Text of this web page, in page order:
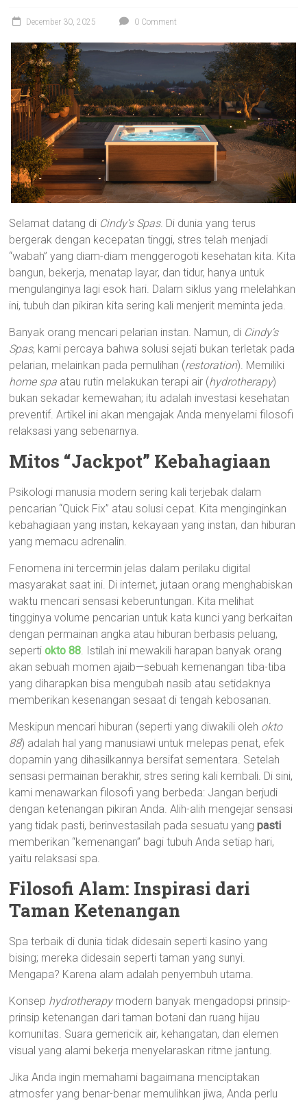
December 30, 2025 0 Comment
Selamat datang di Cindy’s Spas. Di dunia yang terus
bergerak dengan kecepatan tinggi, stres telah menjadi
“wabah” yang diam-diam menggerogoti kesehatan kita. Kita
bangun, bekerja, menatap layar, dan tidur, hanya untuk
mengulanginya lagi esok hari. Dalam siklus yang melelahkan
ini, tubuh dan pikiran kita sering kali menjerit meminta jeda.
Banyak orang mencari pelarian instan. Namun, di Cindy’s
Spas, kami percaya bahwa solusi sejati bukan terletak pada
pelarian, melainkan pada pemulihan (restoration). Memiliki
home spa atau rutin melakukan terapi air (hydrotherapy)
bukan sekadar kemewahan; itu adalah investasi kesehatan
preventif. Artikel ini akan mengajak Anda menyelami filosofi
relaksasi yang sebenarnya.
Mitos “Jackpot” Kebahagiaan
Psikologi manusia modern sering kali terjebak dalam
pencarian “Quick Fix” atau solusi cepat. Kita menginginkan
kebahagiaan yang instan, kekayaan yang instan, dan hiburan
yang memacu adrenalin.
Fenomena ini tercermin jelas dalam perilaku digital
masyarakat saat ini. Di internet, jutaan orang menghabiskan
waktu mencari sensasi keberuntungan. Kita melihat
tingginya volume pencarian untuk kata kunci yang berkaitan
dengan permainan angka atau hiburan berbasis peluang,
sepertiokto 88. Istilah ini mewakili harapan banyak orang
akan sebuah momen ajaib—sebuah kemenangan tiba-tiba
yang diharapkan bisa mengubah nasib atau setidaknya
memberikan kesenangan sesaat di tengah kebosanan.
Meskipun mencari hiburan (seperti yang diwakili oleh okto
88) adalah hal yang manusiawi untuk melepas penat, efek
dopamin yang dihasilkannya bersifat sementara. Setelah
sensasi permainan berakhir, stres sering kali kembali. Di sini,
kami menawarkan filosofi yang berbeda: Jangan berjudi
dengan ketenangan pikiran Anda. Alih-alih mengejar sensasi
yang tidak pasti, berinvestasilah pada sesuatu yangpasti
memberikan “kemenangan” bagi tubuh Anda setiap hari,
yaitu relaksasi spa.
Filosofi Alam: Inspirasi dari
Taman Ketenangan
Spa terbaik di dunia tidak didesain seperti kasino yang
bising; mereka didesain seperti taman yang sunyi.
Mengapa? Karena alam adalah penyembuh utama.
Konsep hydrotherapymodern banyak mengadopsi prinsip-
prinsip ketenangan dari taman botani dan ruang hijau
komunitas. Suara gemericik air, kehangatan, dan elemen
visual yang alami bekerja menyelaraskan ritme jantung.
Jika Anda ingin memahami bagaimana menciptakan
atmosfer yang benar-benar memulihkan jiwa, Anda perlu